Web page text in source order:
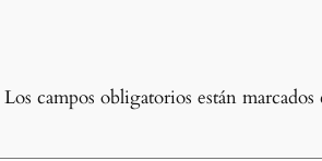
Los campos obligatorios están marcados